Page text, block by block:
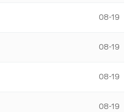
08-19
08-19
08-19
08-19